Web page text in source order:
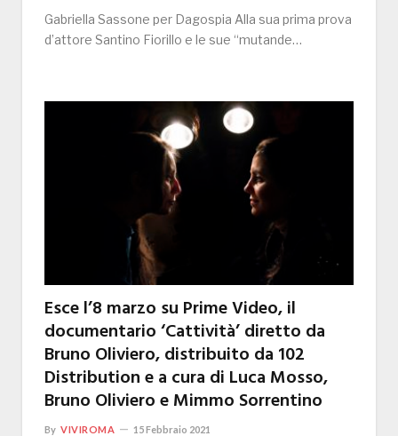
Gabriella Sassone per Dagospia Alla sua prima prova
d’attore Santino Fiorillo e le sue “mutande…
Esce l’8 marzo su Prime Video, il
documentario ‘Cattività’ diretto da
Bruno Oliviero, distribuito da 102
Distribution e a cura di Luca Mosso,
Bruno Oliviero e Mimmo Sorrentino
By VIVIROMA 15 Febbraio 2021